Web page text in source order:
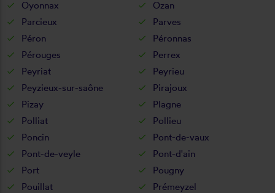
Oyonnax
Ozan
Parcieux
Parves
Péron
Péronnas
Pérouges
Perrex
Peyriat
Peyrieu
Peyzieux-sur-saône
Pirajoux
Pizay
Plagne
Polliat
Pollieu
Poncin
Pont-de-vaux
Pont-de-veyle
Pont-d'ain
Port
Pougny
Pouillat
Prémeyzel